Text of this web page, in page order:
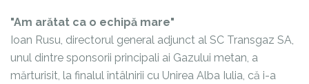
"Am arătat ca o echipă mare"
Ioan Rusu, directorul general adjunct al SC Transgaz SA,
unul dintre sponsorii principali ai Gazului metan, a
mărturisit, la finalul întâlnirii cu Unirea Alba Iulia, că i-a